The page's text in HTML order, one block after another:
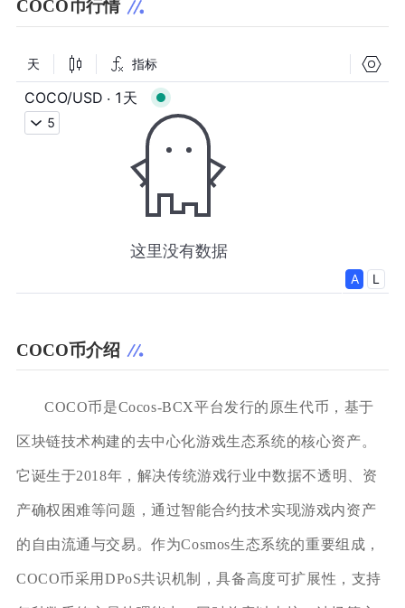
COCO币行情
COCO币介绍
COCO币是Cocos-BCX平台发行的原生代币，基于
区块链技术构建的去中心化游戏生态系统的核心资产。
它诞生于2018年，解决传统游戏行业中数据不透明、资
产确权困难等问题，通过智能合约技术实现游戏内资产
的自由流通与交易。作为Cosmos生态系统的重要组成，
COCO币采用DPoS共识机制，具备高度可扩展性，支持